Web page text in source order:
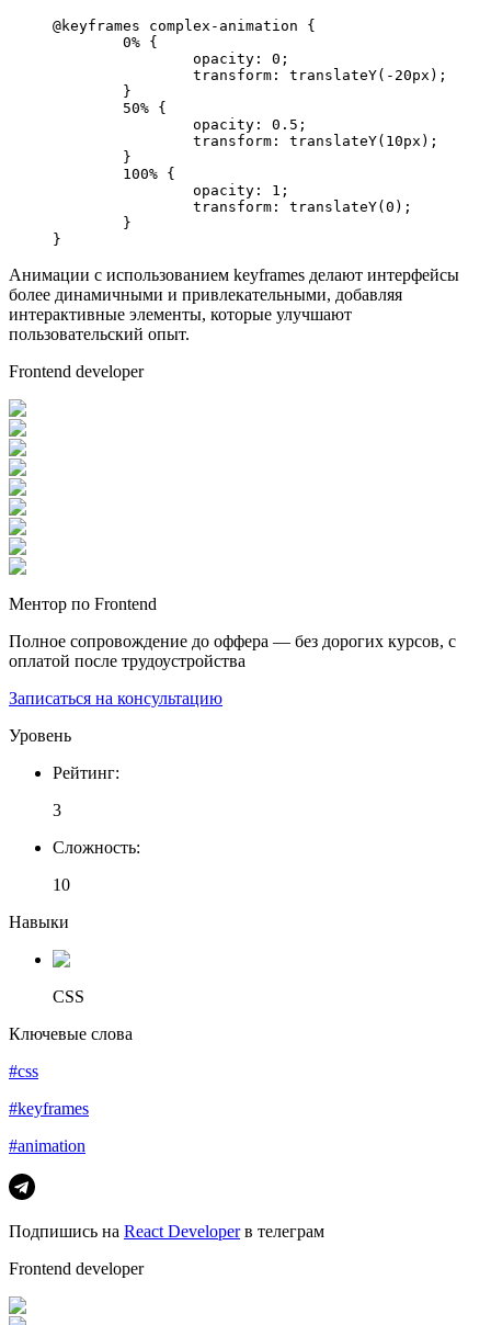
@keyframes complex-animation {
0% {
opacity : 0 ;
transform : translateY(- 20px );
50% {
opacity : 0.5 ;
transform : translateY( 10px );
100% {
opacity : 1 ;
transform : translateY( 0 );
}
Анимации с использованием keyframes делают интерфейсы
более динамичными и привлекательными, добавляя
интерактивные элементы, которые улучшают
пользовательский опыт.
Frontend developer
Ментор по Frontend
Полное сопровождение до оффера — без дорогих курсов, с
оплатой после трудоустройства
Записаться на консультацию
Уровень
Рейтинг:
3
Сложность:
10
Навыки
CSS
Ключевые слова
#css
#keyframes
#animation
Подпишись на React Developerв телеграм
Frontend developer